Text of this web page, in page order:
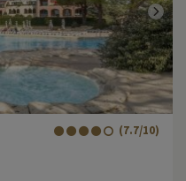
(7.7/10)